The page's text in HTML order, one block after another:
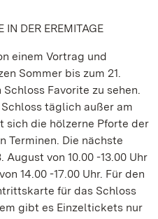
DER EREMITAGE
einem Vortrag und
Sommer bis zum 21.
Favorite zu sehen.
täglich außer am
sich die hölzerne Pforte der
Terminen. Die nächste
von 10.00 -13.00 Uhr
14.00 -17.00 Uhr. Für den
für das Schloss
gibt es Einzeltickets nur